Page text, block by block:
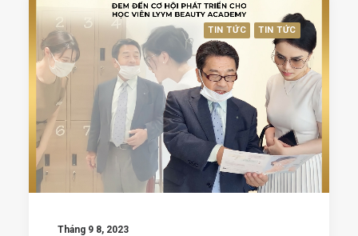
TIN TỨC TIN TỨC
Tháng 9 8, 2023